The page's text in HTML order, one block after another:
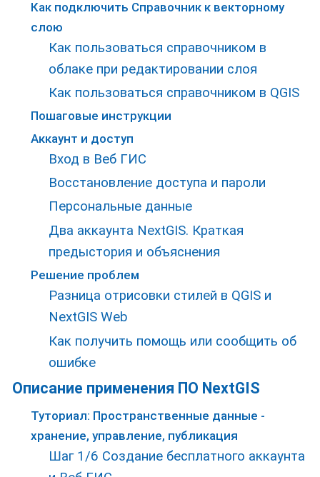
Как подключить Справочник к векторному
слою
Как пользоваться справочником в
облаке при редактировании слоя
Как пользоваться справочником в QGIS
Пошаговые инструкции
Аккаунт и доступ
Вход в Веб ГИС
Восстановление доступа и пароли
Персональные данные
Два аккаунта NextGIS. Краткая
предыстория и объяснения
Решение проблем
Разница отрисовки стилей в QGIS и
NextGIS Web
Как получить помощь или сообщить об
ошибке
Описание применения ПО NextGIS
Туториал: Пространственные данные -
хранение, управление, публикация
Шаг 1/6 Создание бесплатного аккаунта